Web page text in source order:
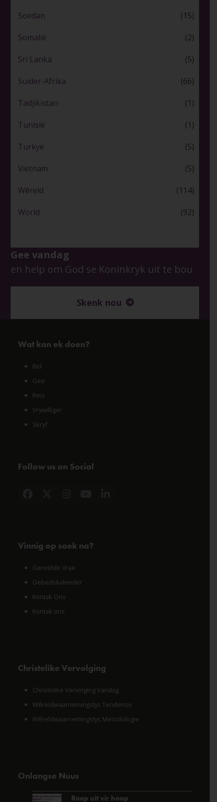
Soedan (15)
Somalië (2)
Sri Lanka (5)
Suider-Afrika (66)
Tadjikistan (1)
Tunisië (1)
Turkye (5)
Viëtnam (5)
Wêreld (114)
World (92)
Gee vandag
en help om God se Koninkryk uit te bou
Skenk nou
Wat kan ek doen?
Bid
Gee
Reis
Vrywilliger
Skryf
Follow us on Social
Vinnig op soek na?
Gereelde Vrae
Gebedskalender
Kontak Ons
Kontak ons
Christelike Vervolging
Christelike Vervolging Vandag
Wêreldwaarnemingslys Tendense
Wêreldwaarnemingslys Metodologie
Onlangse Nuus
Roep uit vir hoop